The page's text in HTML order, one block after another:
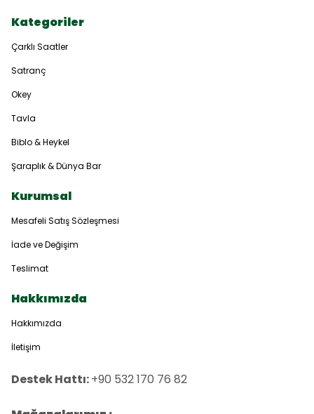
Kategoriler
Çarklı Saatler
Satranç
Okey
Tavla
Biblo & Heykel
Şaraplık & Dünya Bar
Kurumsal
Mesafeli Satış Sözleşmesi
İade ve Değişim
Teslimat
Hakkımızda
Hakkımızda
İletişim
Destek Hattı:+90 532 170 76 82